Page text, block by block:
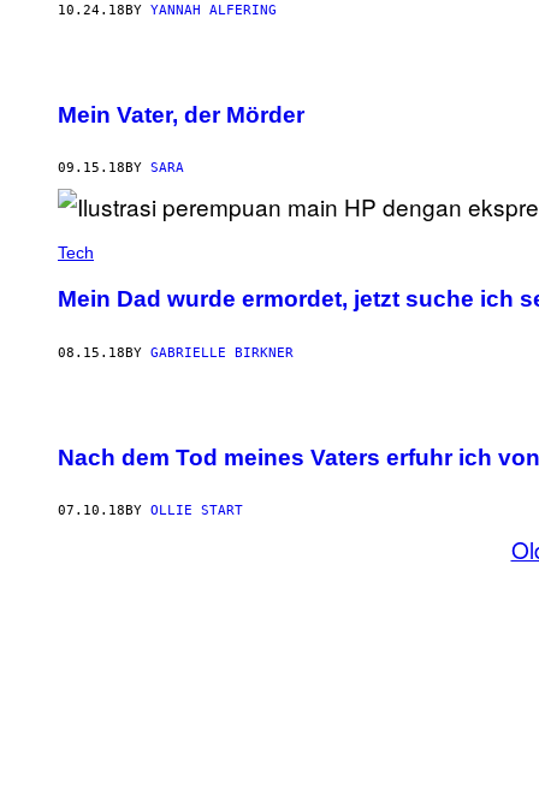
10.24.18BY YANNAH ALFERING
Mein Vater, der Mörder
09.15.18 BY SARA
Tech
Mein Dad wurde ermordet, jetzt suche ich
08.15.18BY GABRIELLE BIRKNER
Nach dem Tod meines Vaters erfuhr ich
07.10.18 BY OLLIE START